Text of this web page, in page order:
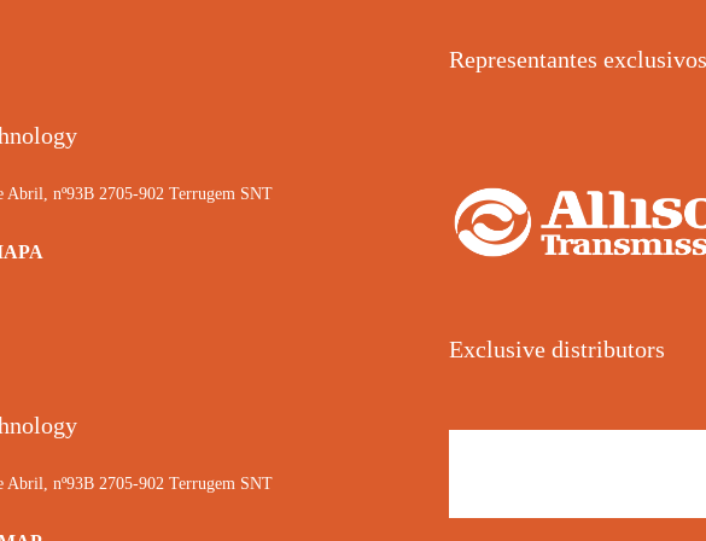
Abril, nº93B 2705-902 Terrugem SNT
Representantes exclusivos
Abril, nº93B 2705-902 Terrugem SNT
Exclusive distributors